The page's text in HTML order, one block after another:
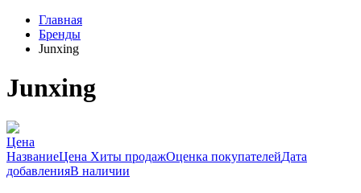
Главная
Бренды
Junxing
Junxing
Цена
НазваниеЦена Хиты продажОценка покупателейДата
добавленияВ наличии